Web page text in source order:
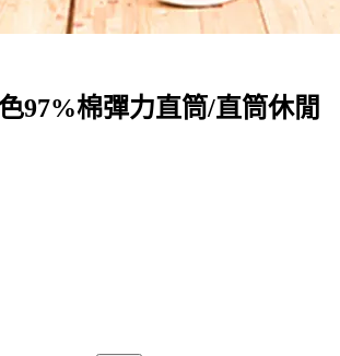
97%棉彈力直筒/直筒休閒